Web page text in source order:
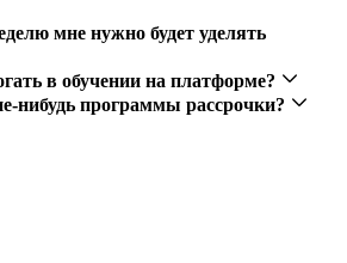
мне нужно будет уделять
в обучении на платформе?
нибудь программы рассрочки?